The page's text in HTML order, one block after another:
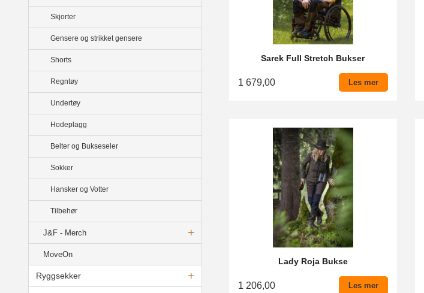
Skjorter
Gensere og strikket gensere
Shorts
Regntøy
Undertøy
Hodeplagg
Belter og Bukseseler
Sokker
Hansker og Votter
Tilbehør
J&F - Merch
MoveOn
Ryggsekker
Sarek Full Stretch Bukser
1 679,00 Les mer
Lady Roja Bukse
1 206,00 Les mer